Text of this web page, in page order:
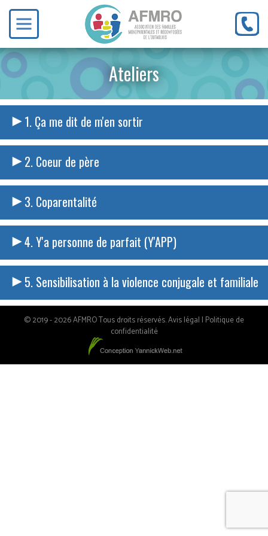
Ateliers
Ça me dit de m'en sortir
Coeur de père
Coparentalité
Y'a personne de parfait (Y'APP)
Sensibilisation à la violence conjugale et familiale
© 2019 - 2026 AFMRO Tous droits réservés.Avis légal | Politique de
confidentialité